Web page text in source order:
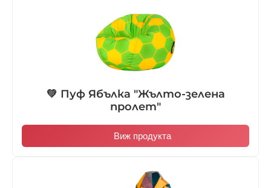
💚 Пуф Ябълка "Жълто-зелена
пролет"
Виж продукта